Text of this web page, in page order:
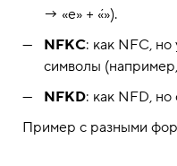
→ «e» + «́»).
NFKC: как NFC,
символы
NFKD: как NFD,
Пример с разными